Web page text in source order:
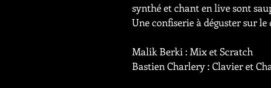
synthé et chant en live sont
Une confiserie à déguster sur le
Malik Berki : Mix et Scratch
Bastien Charlery : Clavier et